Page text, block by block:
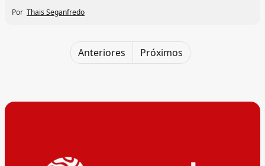
Por Thais Seganfredo
Anteriores Próximos